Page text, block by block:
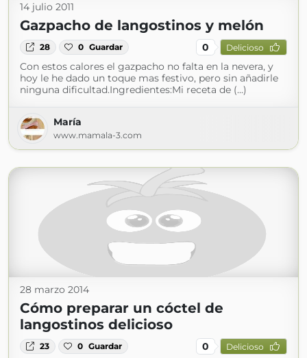
14 julio 2011
Gazpacho de langostinos y melón
28 0 Guardar 0 Delicioso
Con estos calores el gazpacho no falta en la nevera, y
hoy le he dado un toque mas festivo, pero sin añadirle
ninguna dificultad.Ingredientes:Mi receta de (...)
María
www.mamala-3.com
28 marzo 2014
Cómo preparar un cóctel de
langostinos delicioso
23 0 Guardar 0 Delicioso